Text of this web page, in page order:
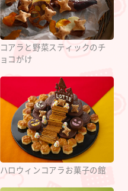
コアラと野菜スティックのチ
ョコがけ
ハロウィンコアラお菓子の館